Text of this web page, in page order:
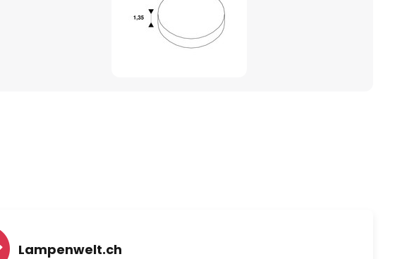
Lampenwelt.ch